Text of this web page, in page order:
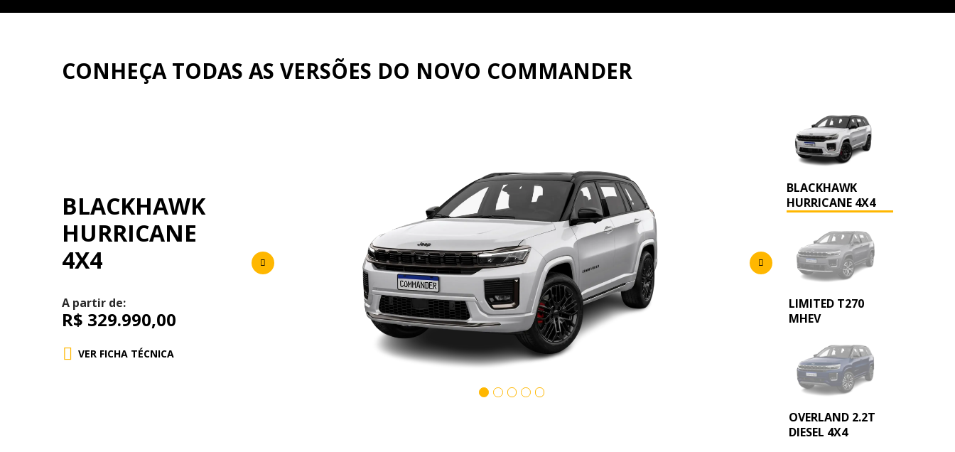
CONHEÇA TODAS AS VERSÕES DO NOVO COMMANDER
BLACKHAWK
HURRICANE
4X4
A partir de:
R$ 329.990,00
VER FICHA TÉCNICA
BLACKHAWK
HURRICANE 4X4
LIMITED T270
MHEV
OVERLAND 2.2T
DIESEL 4X4